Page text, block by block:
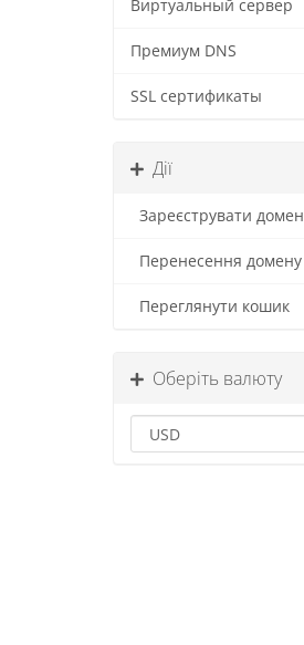
Виртуальный сервер
Премиум DNS
SSL сертификаты
Дії
Зареєструвати домен
Перенесення домену
Переглянути кошик
Оберіть валюту